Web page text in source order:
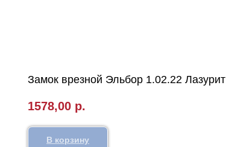
Замок врезной Эльбор 1.02.22 Лазурит
1578,00 р.
В корзину